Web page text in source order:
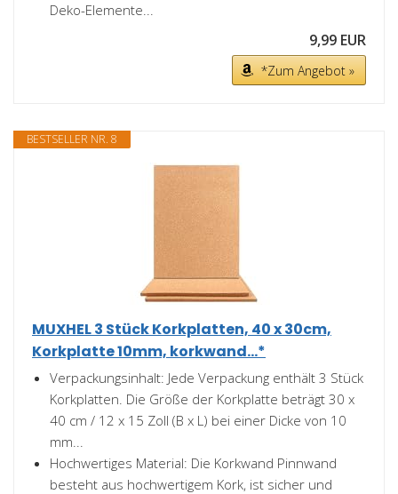
Deko-Elemente...
9,99 EUR
*Zum Angebot »
BESTSELLER NR. 8
MUXHEL 3 Stück Korkplatten, 40 x 30cm,
Korkplatte 10mm, korkwand...*
Verpackungsinhalt: Jede Verpackung enthält 3 Stück
Korkplatten. Die Größe der Korkplatte beträgt 30 x
40 cm / 12 x 15 Zoll (B x L) bei einer Dicke von 10
mm...
Hochwertiges Material: Die Korkwand Pinnwand
besteht aus hochwertigem Kork, ist sicher und